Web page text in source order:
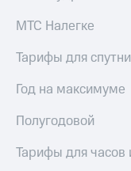
Описание
погашении
облигаций
МТС Налегке
Тарифы для
Год на максимуме
Полугодовой
Тарифы для